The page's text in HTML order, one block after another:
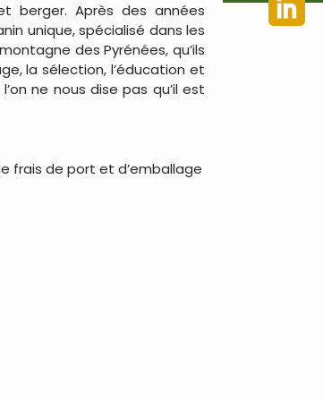
berger. Après des années
unique, spécialisé dans les
des Pyrénées, qu’ils
la sélection, l’éducation et
ne nous dise pas qu’il est
frais de port et d’emballage